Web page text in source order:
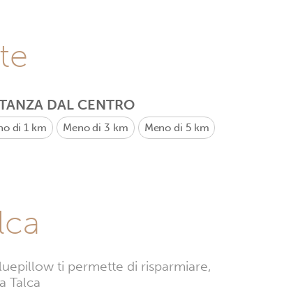
DAL CENTRO
di 1 km Meno di 3 km Meno di 5 km
ti permette di risparmiare,
Talca